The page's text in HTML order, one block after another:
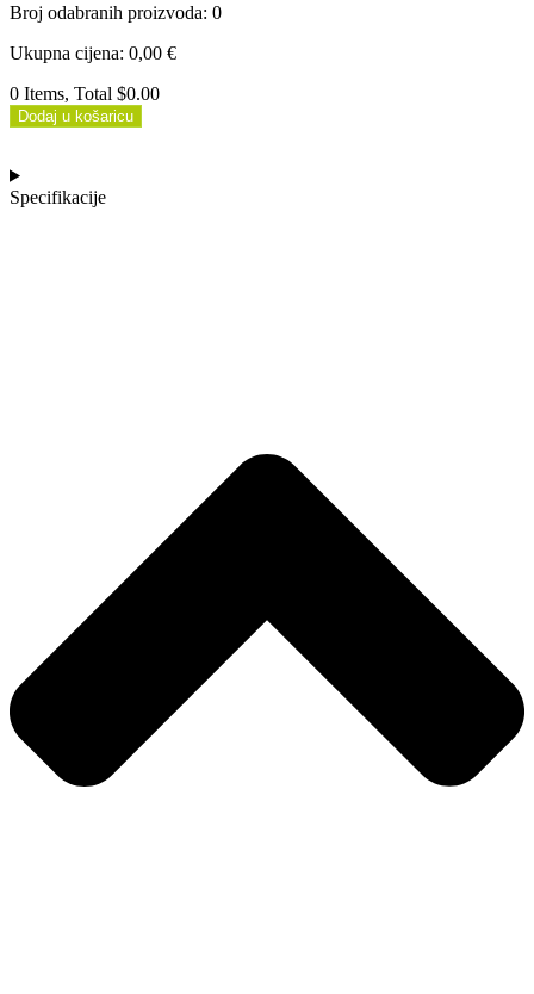
Broj odabranih proizvoda: 0
Ukupna cijena: 0,00 €
0 Items, Total $0.00
Dodaj u košaricu
Specifikacije